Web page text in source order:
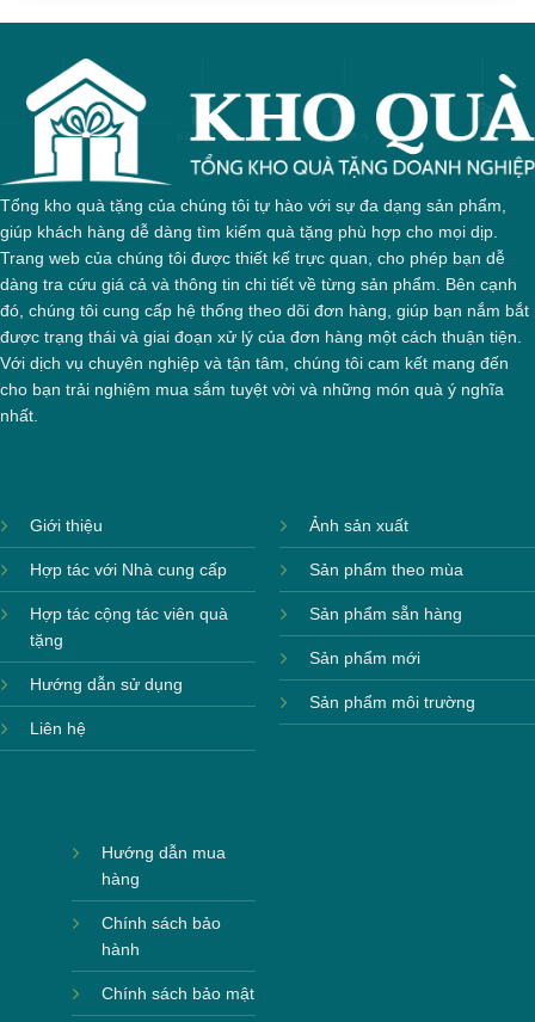
Tổng kho quà tặng của chúng tôi tự hào với sự đa dạng sản phẩm,
giúp khách hàng dễ dàng tìm kiếm quà tặng phù hợp cho mọi dịp.
Trang web của chúng tôi được thiết kế trực quan, cho phép bạn dễ
dàng tra cứu giá cả và thông tin chi tiết về từng sản phẩm. Bên cạnh
đó, chúng tôi cung cấp hệ thống theo dõi đơn hàng, giúp bạn nắm bắt
được trạng thái và giai đoạn xử lý của đơn hàng một cách thuận tiện.
Với dịch vụ chuyên nghiệp và tận tâm, chúng tôi cam kết mang đến
cho bạn trải nghiệm mua sắm tuyệt vời và những món quà ý nghĩa
nhất.
Giới thiệu
Hợp tác với Nhà cung cấp
Hợp tác cộng tác viên quà
tặng
Hướng dẫn sử dụng
Liên hệ
Ảnh sản xuất
Sản phẩm theo mùa
Sản phẩm sẵn hàng
Sản phẩm mới
Sản phẩm môi trường
Hướng dẫn mua
hàng
Chính sách bảo
hành
Chính sách bảo mật